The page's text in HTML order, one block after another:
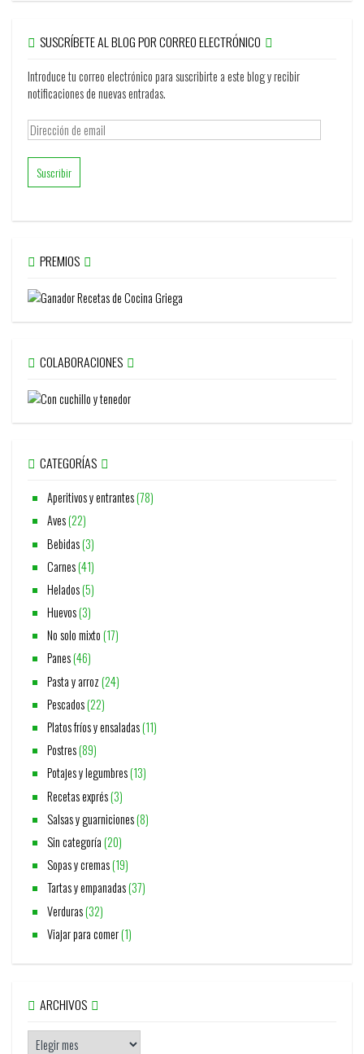
SUSCRÍBETE AL BLOG POR CORREO ELECTRÓNICO
Introduce tu correo electrónico para suscribirte a este blog y recibir
notificaciones de nuevas entradas.
Dirección
de
email
PREMIOS
COLABORACIONES
CATEGORÍAS
Aperitivos y entrantes(78)
Aves(22)
Bebidas(3)
Carnes(41)
Helados(5)
Huevos(3)
No solo mixto(17)
Panes(46)
Pasta y arroz(24)
Pescados(22)
Platos fríos y ensaladas(11)
Postres(89)
Potajes y legumbres(13)
Recetas exprés(3)
Salsas y guarniciones(8)
Sin categoría(20)
Sopas y cremas(19)
Tartas y empanadas(37)
Verduras(32)
Viajar para comer(1)
ARCHIVOS